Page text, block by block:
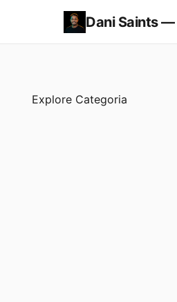
Explore Categoria